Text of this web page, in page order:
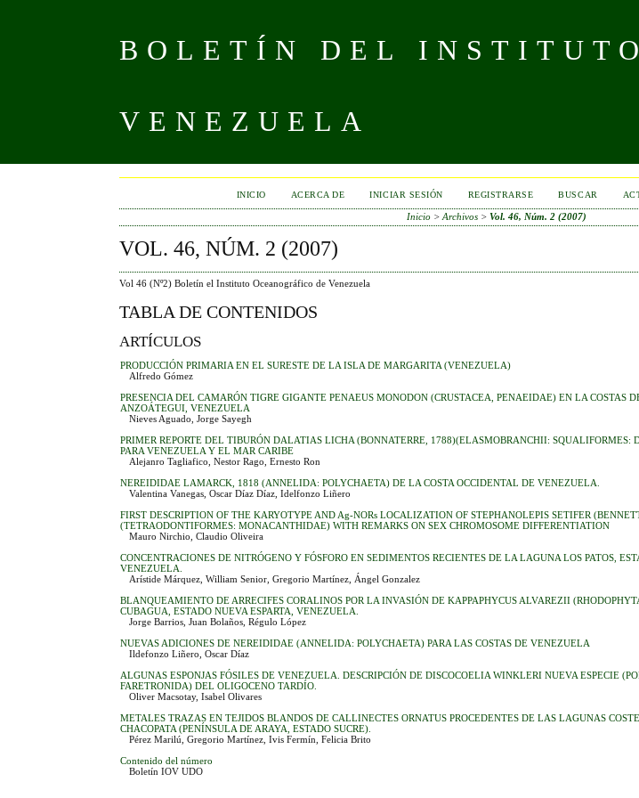
BOLETÍN DEL
VENEZUELA
INICIO ACERCA DE INICIAR SESIÓN REGISTRARSE BUSCAR
Inicio> Archivos> Vol. 46, Núm. 2 (2007)
VOL. 46, NÚM. 2 (2007)
Vol 46 (Nº2) Boletín el Instituto Oceanográfico de Venezuela
TABLA DE CONTENIDOS
ARTÍCULOS
PRODUCCIÓN PRIMARIA EN EL SURESTE DE LA ISLA DE MARGARITA (VENEZUELA)
Alfredo Gómez
PRESENCIA DEL CAMARÓN TIGRE GIGANTE PENAEUS MONODON (CRUSTACEA, PENAEIDAE) EN LA COSTAS
ANZOÁTEGUI, VENEZUELA
Nieves Aguado, Jorge Sayegh
PRIMER REPORTE DEL TIBURÓN DALATIAS LICHA (BONNATERRE, 1788)(ELASMOBRANCHII: SQUALIFORMES:
PARA VENEZUELA Y EL MAR CARIBE
Alejanro Tagliafico, Nestor Rago, Ernesto Ron
NEREIDIDAE LAMARCK, 1818 (ANNELIDA: POLYCHAETA) DE LA COSTA OCCIDENTAL DE VENEZUELA.
Valentina Vanegas, Oscar Díaz Díaz, Idelfonzo Liñero
FIRST DESCRIPTION OF THE KARYOTYPE AND Ag-NORs LOCALIZATION OF STEPHANOLEPIS SETIFER
(TETRAODONTIFORMES: MONACANTHIDAE) WITH REMARKS ON SEX CHROMOSOME DIFFERENTIATION
Mauro Nirchio, Claudio Oliveira
CONCENTRACIONES DE NITRÓGENO Y FÓSFORO EN SEDIMENTOS RECIENTES DE LA LAGUNA LOS PATOS,
VENEZUELA.
Arístide Márquez, William Senior, Gregorio Martínez, Ángel Gonzalez
BLANQUEAMIENTO DE ARRECIFES CORALINOS POR LA INVASIÓN DE KAPPAPHYCUS ALVAREZII
CUBAGUA, ESTADO NUEVA ESPARTA, VENEZUELA.
Jorge Barrios, Juan Bolaños, Régulo López
NUEVAS ADICIONES DE NEREIDIDAE (ANNELIDA: POLYCHAETA) PARA LAS COSTAS DE VENEZUELA
Ildefonzo Liñero, Oscar Díaz
ALGUNAS ESPONJAS FÓSILES DE VENEZUELA. DESCRIPCIÓN DE DISCOCOELIA WINKLERI NUEVA ESPECIE
FARETRONIDA) DEL OLIGOCENO TARDÍO.
Oliver Macsotay, Isabel Olivares
METALES TRAZAS EN TEJIDOS BLANDOS DE CALLINECTES ORNATUS PROCEDENTES DE LAS LAGUNAS
CHACOPATA (PENÍNSULA DE ARAYA, ESTADO SUCRE).
Pérez Marilú, Gregorio Martínez, Ivis Fermín, Felicia Brito
Contenido del número
Boletín IOV UDO